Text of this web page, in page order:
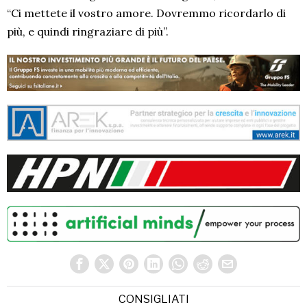
“Ci mettete il vostro amore. Dovremmo ricordarlo di
più, e quindi ringraziare di più”.
CONSIGLIATI